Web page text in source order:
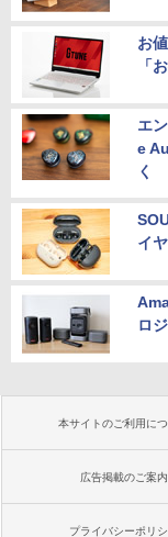
お
「
エ
e
く
イ
ロ
本サイトのご利用に
広告掲載のご案内
プライバシーポリ